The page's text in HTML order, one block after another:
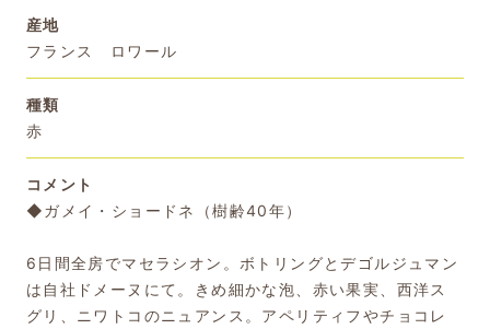
産地
フランス ロワール
種類
赤
コメント
◆ガメイ・ショードネ（樹齢40年）
6日間全房でマセラシオン。ボトリングとデゴルジュマン
は自社ドメーヌにて。きめ細かな泡、赤い果実、西洋ス
グリ、ニワトコのニュアンス。アペリティフやチョコレ